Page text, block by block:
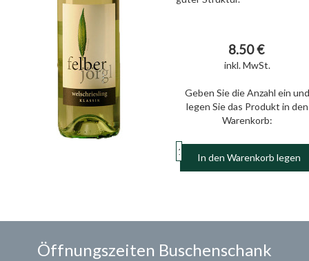
8.50 €
inkl. MwSt.
Geben Sie die Anzahl ein und
legen Sie das Produkt in den
Warenkorb:
In den Warenkorb legen
Öffnungszeiten Buschenschank